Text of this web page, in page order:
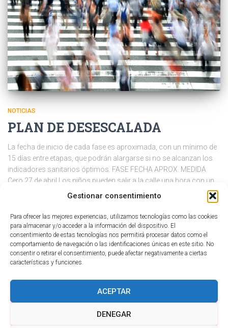
Gestionar consentimiento
Para ofrecer las mejores experiencias, utilizamos tecnologías como las cookies
para almacenar y/o acceder a la información del dispositivo. El
consentimiento de estas tecnologías nos permitirá procesar datos como el
comportamiento de navegación o las identificaciones únicas en este sitio. No
consentir o retirar el consentimiento, puede afectar negativamente a ciertas
características y funciones.
ACEPTAR
DENEGAR
NOTICIAS
PLAN DE DESESCALADA
La fecha de inicio de cada fase es aproximada, con un mínimo de
15 días entre etapas, que podrán alargarse si no se alcanzan los
indicadores sanitarios óptimos. FASE FECHA APROX. MEDIDA
Cero 27 de abril Los niños pueden salir a la calle una hora con un
Leer más
Paginación
entradas
1 2 … 4 SIGUIENTES